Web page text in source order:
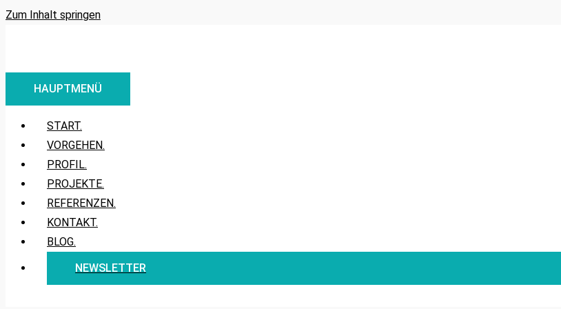
Zum Inhalt springen
HAUPTMENÜ
START.
VORGEHEN.
PROFIL.
PROJEKTE.
REFERENZEN.
KONTAKT.
BLOG.
NEWSLETTER